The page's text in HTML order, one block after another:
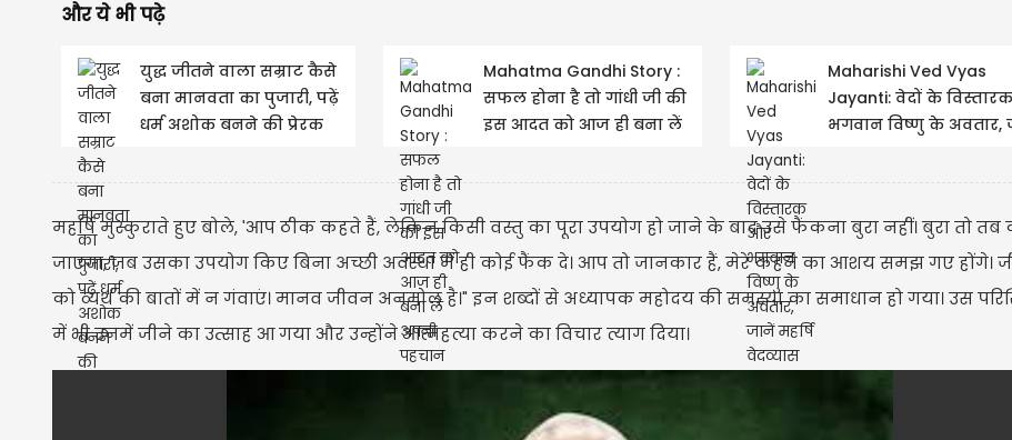
और ये भी पढ़े
युद्ध जीतने वाला सम्राट कैसे
बना मानवता का पुजारी, पढ़ें
धर्म अशोक बनने की प्रेरक
Mahatma Gandhi Story :
सफल होना है तो गांधी जी की
इस आदत को आज ही बना लें
Maharishi Ved Vyas
Jayanti: वेदों के
भगवान विष्णु के अवतार,
महर्षि मुस्कुराते हुए बोले, 'आप ठीक कहते हैं, लेकिन किसी वस्तु का पूरा उपयोग हो जाने के बाद उसे फैंकना बुरा नहीं। बुरा तो तब
जाएगा, जब उसका उपयोग किए बिना अच्छी अवस्था में ही कोई फैंक दे। आप तो जानकार हैं, मेरे कहने का आशय समझ गए होंगे।
को व्यर्थ की बातों में न गंवाएं। मानव जीवन अनमोल है।" इन शब्दों से अध्यापक महोदय की समस्या का समाधान हो गया। उस
में भी उनमें जीने का उत्साह आ गया और उन्होंने आत्महत्या करने का विचार त्याग दिया।